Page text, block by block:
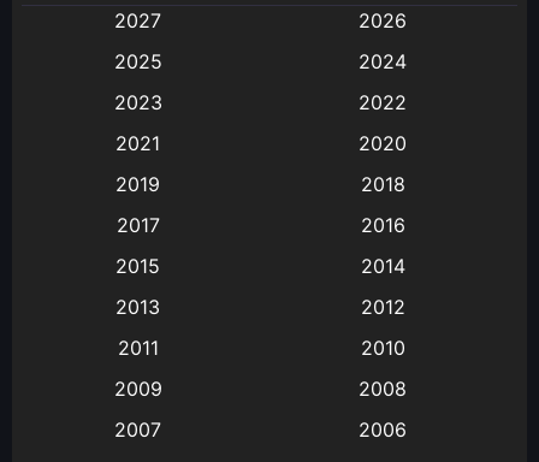
Animation การ์ตูน
Animation อนิเมะ
Animation แอนิเมชัน
(9)
Big tits (นมใหญ่)
2027
2026
2025
2024
2023
2022
2021
2020
2019
2018
2017
2016
2015
2014
2013
2012
2011
2010
2009
2008
2007
2006